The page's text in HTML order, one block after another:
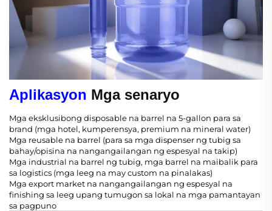
Aplikasyon Mga senaryo
Mga eksklusibong disposable na barrel na 5-gallon para sa
brand (mga hotel, kumperensya, premium na mineral water)
Mga reusable na barrel (para sa mga dispenser ng tubig sa
bahay/opisina na nangangailangan ng espesyal na takip)
Mga industrial na barrel ng tubig, mga barrel na maibalik para
sa logistics (mga leeg na may custom na pinalakas)
Mga export market na nangangailangan ng espesyal na
finishing sa leeg upang tumugon sa lokal na mga pamantayan
sa pagpuno